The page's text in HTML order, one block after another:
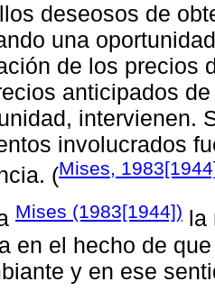
deseosos de
una
de los precios
anticipados
intervienen.
involucrados
(Mises,
Mises (1983[1944]) la
en el hecho de
y en ese